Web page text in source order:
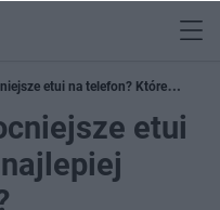
etui na telefon? Które
etui